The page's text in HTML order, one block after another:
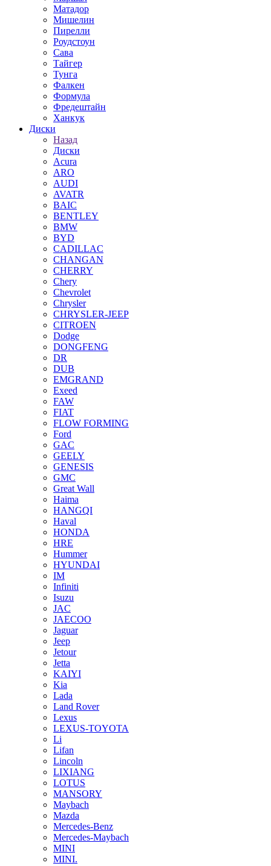
Матадор
Мишелин
Пирелли
Роудстоун
Сава
Тайгер
Тунга
Фалкен
Формула
Фредештайн
Ханкук
Диски
Назад
Диски
Acura
ARO
AUDI
AVATR
BAIC
BENTLEY
BMW
BYD
CADILLAC
CHANGAN
CHERRY
Chery
Chevrolet
Chrysler
CHRYSLER-JEEP
CITROEN
Dodge
DONGFENG
DR
DUB
EMGRAND
Exeed
FAW
FIAT
FLOW FORMING
Ford
GAC
GEELY
GENESIS
GMC
Great Wall
Haima
HANGQI
Haval
HONDA
HRE
Hummer
HYUNDAI
IM
Infiniti
Isuzu
JAC
JAECOO
Jaguar
Jeep
Jetour
Jetta
KAIYI
Kia
Lada
Land Rover
Lexus
LEXUS-TOYOTA
Li
Lifan
Lincoln
LIXIANG
LOTUS
MANSORY
Maybach
Mazda
Mercedes-Benz
Mercedes-Maybach
MINI
MINI.